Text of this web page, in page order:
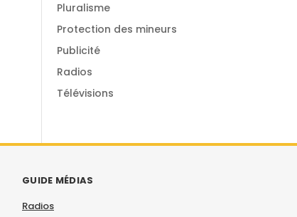
Pluralisme
Protection des mineurs
Publicité
Radios
Télévisions
GUIDE MÉDIAS
Radios